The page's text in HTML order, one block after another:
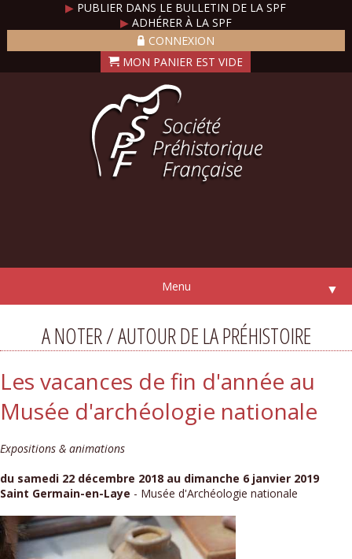
▶ PUBLIER DANS LE BULLETIN DE LA SPF
▶ADHÉRER À LA SPF
CONNEXION
Menu ▼
A NOTER / AUTOUR DE LA PRÉHISTOIRE
Les vacances de fin d'année au
Musée d'archéologie nationale
Expositions & animations
du samedi 22 décembre 2018 au dimanche 6 janvier 2019
Saint Germain-en-Laye - Musée d'Archéologie nationale